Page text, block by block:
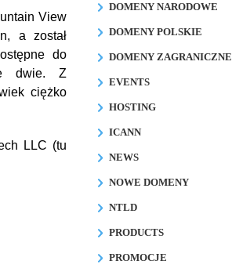
View
a został
do
dwie. Z
ciężko
LLC (tu
DOMENY NARODOWE
DOMENY POLSKIE
DOMENY ZAGRANICZNE
EVENTS
HOSTING
ICANN
NEWS
NOWE DOMENY
NTLD
PRODUCTS
PROMOCJE